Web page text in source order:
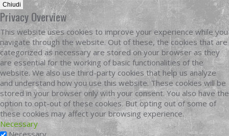
Chiudi
Privacy Overview
This website uses cookies to improve your experience while you
navigate through the website. Out of these, the cookies that are
categorized as necessary are stored on your browser as they
are essential for the working of basic functionalities of the
website. We also use third-party cookies that help us analyze
and understand how you use this website. These cookies will be
stored in your browser only with your consent. You also have the
option to opt-out of these cookies. But opting out of some of
these cookies may affect your browsing experience.
Necessary
Necessary